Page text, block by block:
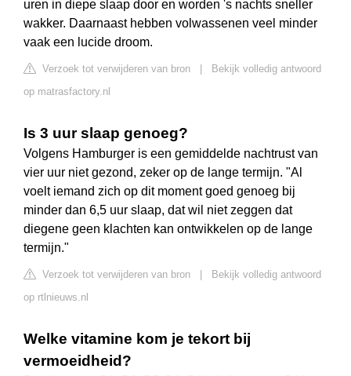
uren in diepe slaap door en worden 's nachts sneller
wakker. Daarnaast hebben volwassenen veel minder
vaak een lucide droom.
Verzoek tot verwijderen van bron
Bekijk volledig antwoord
op matrasfactory.nl
Is 3 uur slaap genoeg?
Volgens Hamburger is een gemiddelde nachtrust van
vier uur niet gezond, zeker op de lange termijn. "Al
voelt iemand zich op dit moment goed genoeg bij
minder dan 6,5 uur slaap, dat wil niet zeggen dat
diegene geen klachten kan ontwikkelen op de lange
termijn."
Verzoek tot verwijderen van bron
Bekijk volledig antwoord
op rtlnieuws.nl
Welke vitamine kom je tekort bij
vermoeidheid?